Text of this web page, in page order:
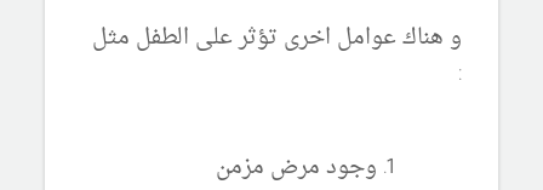
و هناك عوامل اخرى تؤثر على الطفل مثل
:
وجود مرض مزمن